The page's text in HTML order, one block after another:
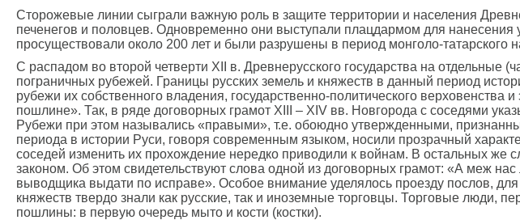
Сторожевые линии сыграли важную роль в защите территории и населения
печенегов и половцев. Одновременно они выступали плацдармом для
просуществовали около 200 лет и были разрушены в период монголо-
С распадом во второй четверти XII в. Древнерусского государства на
пограничных рубежей. Границы русских земель и княжеств в данный период
рубежи их собственного владения, государственно-политического верховенства
пошлине». Так, в ряде договорных грамот XIII – XIV вв. Новгорода с соседями
Рубежи при этом назывались «правыми», т.е. обоюдно утвержденными,
периода в истории Руси, говоря современным языком, носили прозрачный
соседей изменить их прохождение нередко приводили к войнам. В остальных же
законом. Об этом свидетельствуют слова одной из договорных грамот: «А меж
выводщика выдати по исправе». Особое внимание уделялось проезду послов,
княжеств твердо знали как русские, так и иноземные торговцы. Торговые люди,
пошлины: в первую очередь мыто и кости (костки).